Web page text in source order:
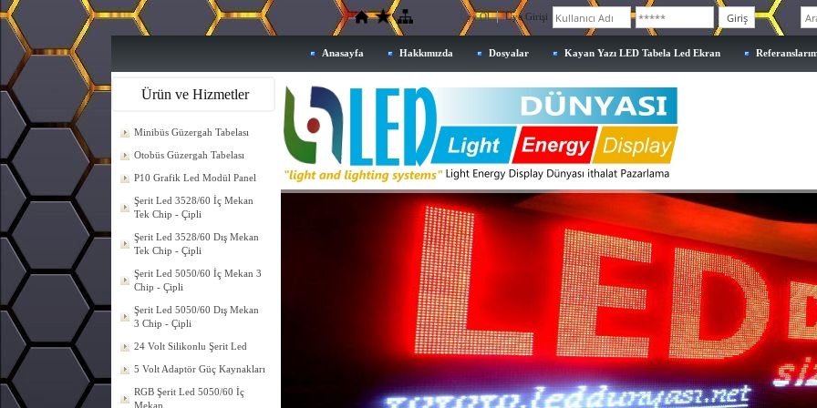
Üye Ol Üye Girişi
Anasayfa Hakkımızda Dosyalar Kayan Yazı LED Tabela Led Ekran
Ürün ve Hizmetler
Minibüs Güzergah Tabelası
Otobüs Güzergah Tabelası
P10 Grafik Led Modül Panel
Şerit Led 3528/60 İç Mekan
Tek Chip - Çipli
Şerit Led 3528/60 Dış Mekan
Tek Chip - Çipli
Şerit Led 5050/60 İç Mekan 3
Chip - Çipli
Şerit Led 5050/60 Dış Mekan
3 Chip - Çipli
24 Volt Silikonlu Şerit Led
5 Volt Adaptör Güç Kaynakları
RGB Şerit Led 5050/60 İç
Mekan